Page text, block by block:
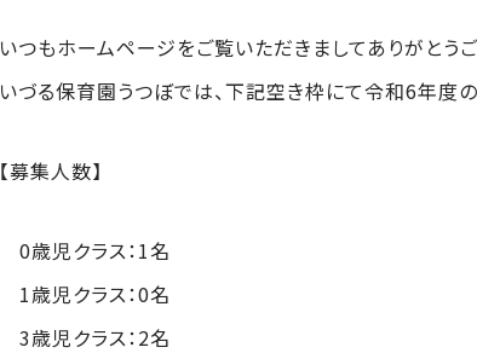
いつもホームページをご覧いただきましてありがとうご
いづる保育園うつぼでは、下記空き枠にて令和6年度
【募集人数】
0歳児クラス：1名
1歳児クラス：0名
3歳児クラス：2名